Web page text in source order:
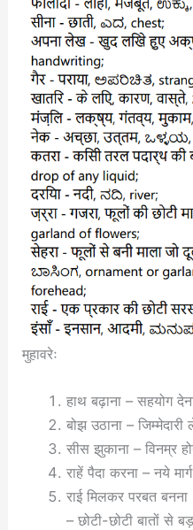
मुहावरेः
हाथ बढ़ाना – सहयोग
बोझ उठाना – जिम्मेदारी
सीस झुकाना – विनम्र
राहें पैदा करना – नये
राई मिलकर परबत बनना
– छोटी-छोटी बातों से